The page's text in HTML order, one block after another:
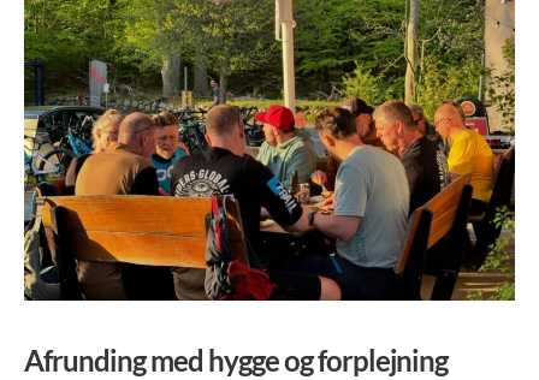
Afrunding med hygge og forplejning